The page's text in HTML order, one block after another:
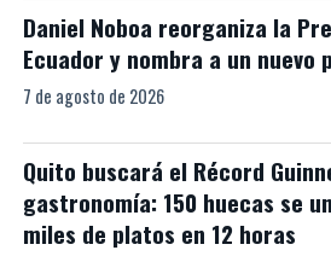
Daniel Noboa reorganiza la
Ecuador y nombra a un nuevo
7 de agosto de 2026
Quito buscará el Récord
gastronomía: 150 huecas se
miles de platos en 12 horas